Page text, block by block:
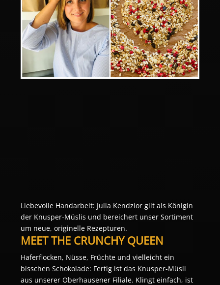
Liebevolle Handarbeit: Julia Kendzior gilt als Königin
der Knusper-Müslis und bereichert unser Sortiment
um neue, originelle Rezepturen.
MEET THE CRUNCHY QUEEN
Haferflocken, Nüsse, Früchte und vielleicht ein
bisschen Schokolade: Fertig ist das Knusper-Müsli
aus unserer Oberhausener Filiale. Klingt einfach, ist